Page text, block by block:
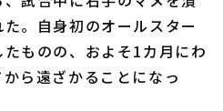
。自身初のオールスター
ものの、およそ1カ月にわ
ら遠ざかることになっ